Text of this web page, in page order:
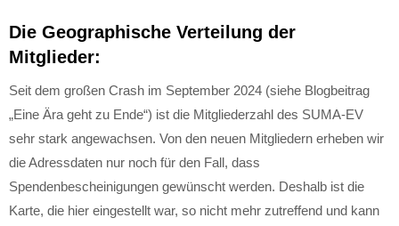
Die Geographische Verteilung der
Mitglieder:
Seit dem großen Crash im September 2024 (siehe Blogbeitrag
„Eine Ära geht zu Ende“) ist die Mitgliederzahl des SUMA-EV
sehr stark angewachsen. Von den neuen Mitgliedern erheben wir
die Adressdaten nur noch für den Fall, dass
Spendenbescheinigungen gewünscht werden. Deshalb ist die
Karte, die hier eingestellt war, so nicht mehr zutreffend und kann